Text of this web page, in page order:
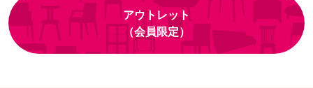
アウトレット
（会員限定）